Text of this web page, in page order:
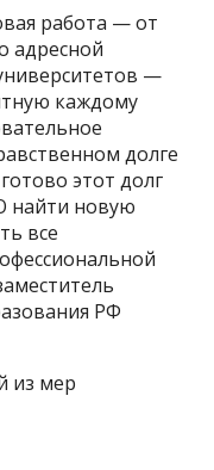
работа — от
адресной
—
каждому
долге
этот долг
найти новую
все
РФ
из мер